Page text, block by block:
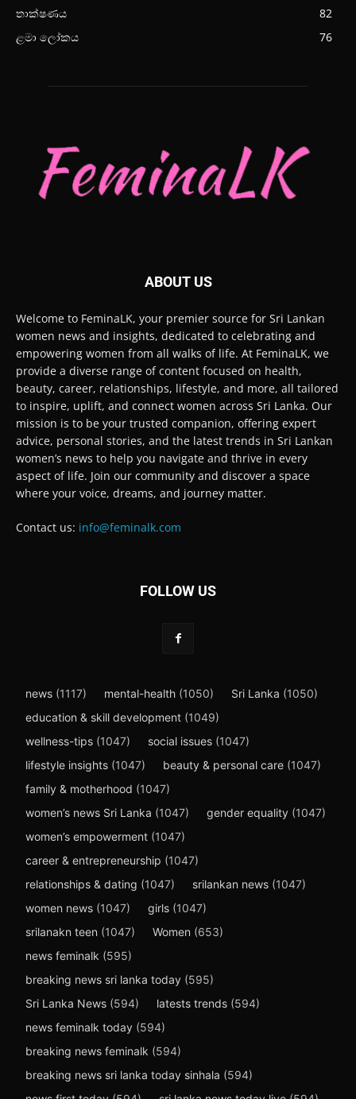
තාක්ෂණය
82
ළමා ලෝකය
76
ABOUT US
Welcome to FeminaLK, your premier source for Sri Lankan
women news and insights, dedicated to celebrating and
empowering women from all walks of life. At FeminaLK, we
provide a diverse range of content focused on health,
beauty, career, relationships, lifestyle, and more, all tailored
to inspire, uplift, and connect women across Sri Lanka. Our
mission is to be your trusted companion, offering expert
advice, personal stories, and the latest trends in Sri Lankan
women’s news to help you navigate and thrive in every
aspect of life. Join our community and discover a space
where your voice, dreams, and journey matter.
Contact us: info@feminalk.com
FOLLOW US
news (1117) mental-health (1050) Sri Lanka (1050)
education & skill development (1049)
wellness-tips (1047) social issues (1047)
lifestyle insights (1047) beauty & personal care (1047)
family & motherhood (1047)
women’s news Sri Lanka (1047) gender equality (1047)
women’s empowerment (1047)
career & entrepreneurship (1047)
relationships & dating (1047) srilankan news (1047)
women news (1047) girls (1047)
srilanakn teen (1047) Women (653)
news feminalk (595)
breaking news sri lanka today (595)
Sri Lanka News (594) latests trends (594)
news feminalk today (594)
breaking news feminalk (594)
breaking news sri lanka today sinhala (594)